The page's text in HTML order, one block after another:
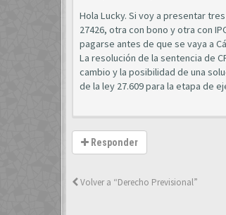
Hola Lucky. Si voy a presentar
27426, otra con bono y otra con
pagarse antes de que se vaya a
La resolución de la sentencia de
cambio y la posibilidad de una
de la ley 27.609 para la etapa de
Responder
Volver a “Derecho Previsional”